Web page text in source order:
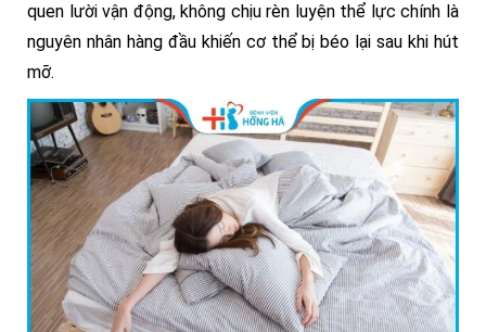
quen lười vận động, không chịu rèn luyện thể lực chính là
nguyên nhân hàng đầu khiến cơ thể bị béo lại sau khi hút
mỡ.